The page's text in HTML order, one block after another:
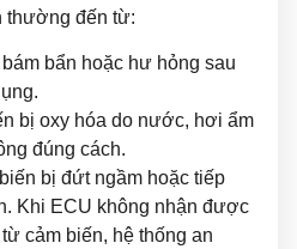
thường đến từ:
bẩn hoặc hư hỏng sau
bị oxy hóa do nước, hơi ẩm
đúng cách.
bị đứt ngầm hoặc tiếp
Khi ECU không nhận được
cảm biến, hệ thống an